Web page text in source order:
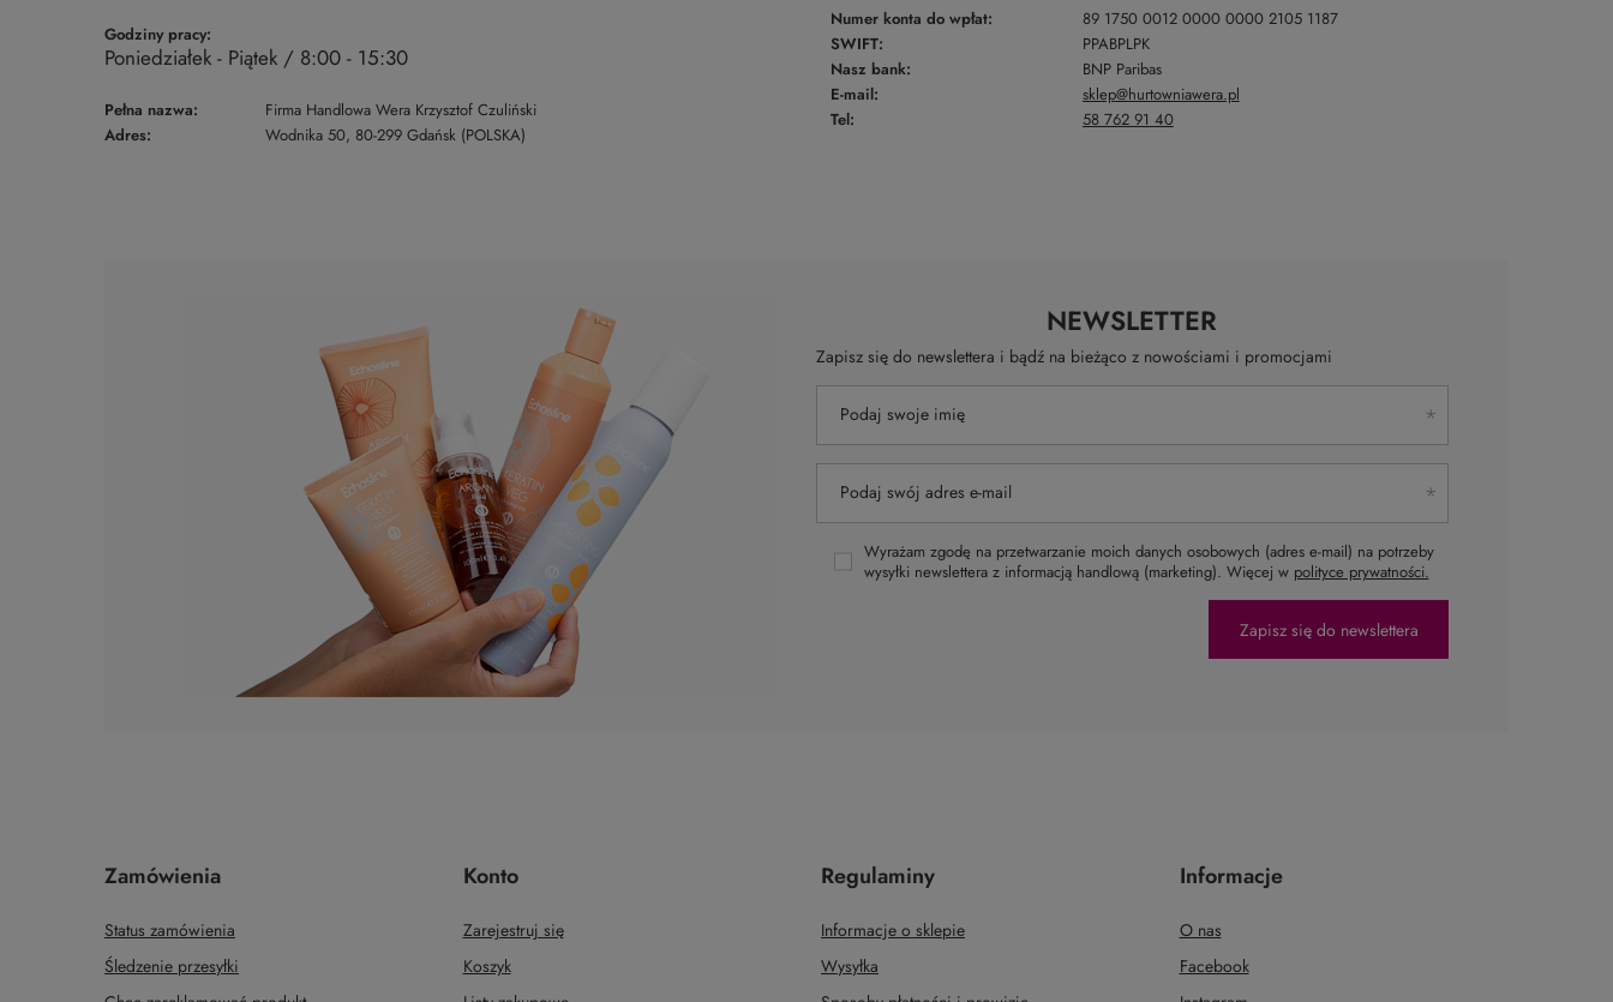
Godziny pracy:
Poniedziałek - Piątek / 8:00 - 15:30
Pełna nazwa:
Firma Handlowa Wera Krzysztof Czuliński
Adres:
Wodnika 50, 80-299 Gdańsk (POLSKA)
Numer konta do wpłat:
89 1750 0012 0000 0000 2105 1187
SWIFT:
PPABPLPK
Nasz bank:
BNP Paribas
E-mail:
sklep@hurtowniawera.pl
Tel:
58 762 91 40
NEWSLETTER
Zapisz się do newslettera i bądź na bieżąco z nowościami i promocjami
Podaj swoje imię
Podaj swój adres e-mail
Wyrażam zgodę na przetwarzanie moich danych osobowych (adres e-mail) na potrzeby
wysyłki newslettera z informacją handlową (marketing). Więcej w polityce prywatności.
Zapisz się do newslettera
Zamówienia
Status zamówienia
Śledzenie przesyłki
Konto
Zarejestruj się
Koszyk
Regulaminy
Informacje o sklepie
Wysyłka
Informacje
O nas
Facebook